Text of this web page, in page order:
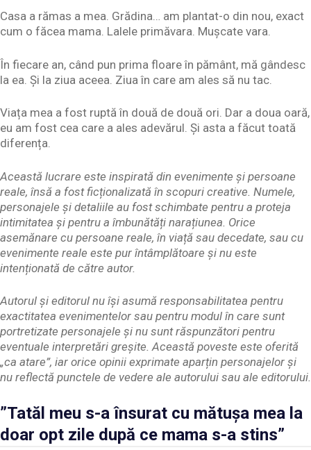
Casa a rămas a mea. Grădina… am plantat-o din nou, exact
cum o făcea mama. Lalele primăvara. Mușcate vara.
În fiecare an, când pun prima floare în pământ, mă gândesc
la ea. Și la ziua aceea. Ziua în care am ales să nu tac.
Viața mea a fost ruptă în două de două ori. Dar a doua oară,
eu am fost cea care a ales adevărul. Și asta a făcut toată
diferența.
Această lucrare este inspirată din evenimente și persoane
reale, însă a fost ficționalizată în scopuri creative. Numele,
personajele și detaliile au fost schimbate pentru a proteja
intimitatea și pentru a îmbunătăți narațiunea. Orice
asemănare cu persoane reale, în viață sau decedate, sau cu
evenimente reale este pur întâmplătoare și nu este
intenționată de către autor.
Autorul și editorul nu își asumă responsabilitatea pentru
exactitatea evenimentelor sau pentru modul în care sunt
portretizate personajele și nu sunt răspunzători pentru
eventuale interpretări greșite. Această poveste este oferită
„ca atare”, iar orice opinii exprimate aparțin personajelor și
nu reflectă punctele de vedere ale autorului sau ale editorului.
”Tatăl meu s-a însurat cu mătușa mea la
doar opt zile după ce mama s-a stins”